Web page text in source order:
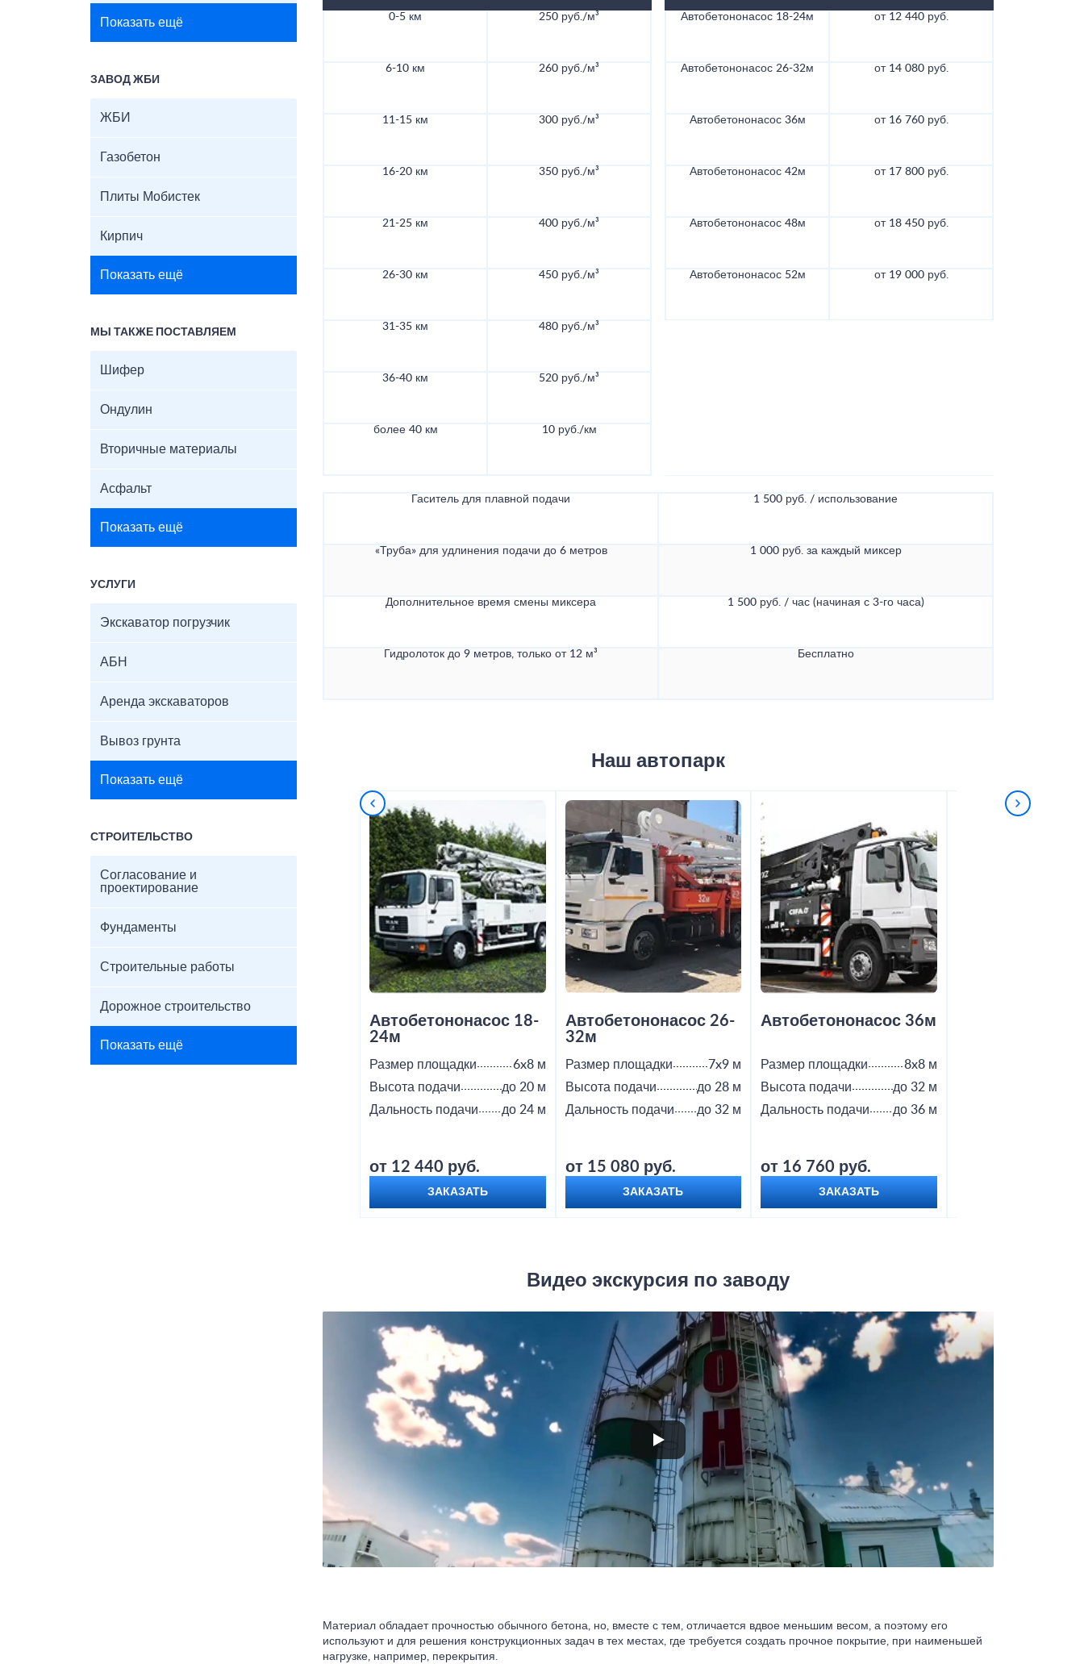
Показать ещё
ЗАВОД ЖБИ
ЖБИ
Газобетон
Плиты Мобистек
Кирпич
Показать ещё
МЫ ТАКЖЕ ПОСТАВЛЯЕМ
Шифер
Ондулин
Вторичные материалы
Асфальт
Показать ещё
УСЛУГИ
Экскаватор погрузчик
АБН
Аренда экскаваторов
Вывоз грунта
Показать ещё
СТРОИТЕЛЬСТВО
Согласование и
проектирование
Фундаменты
Строительные работы
Дорожное строительство
Показать ещё
0-5 км 250 руб./м³
6-10 км 260 руб./м³
11-15 км 300 руб./м³
16-20 км 350 руб./м³
21-25 км 400 руб./м³
26-30 км 450 руб./м³
31-35 км 480 руб./м³
36-40 км 520 руб./м³
более 40 км 10 руб./км
Автобетононасос 18-24м от 12 440 руб.
Автобетононасос 26-32м от 14 080 руб.
Автобетононасос 36м от 16 760 руб.
Автобетононасос 42м от 17 800 руб.
Автобетононасос 48м от 18 450 руб.
Автобетононасос 52м от 19 000 руб.
Гаситель для плавной подачи 1 500 руб. / использование
«Труба» для удлинения подачи до 6 метров 1 000 руб. за каждый миксер
Дополнительное время смены миксера 1 500 руб. / час (начиная с 3-го часа)
Гидролоток до 9 метров, только от 12 м³ Бесплатно
Наш автопарк
Автобетононасос 18-
24м
Размер площадки
6x8 м
Высота подачи
до 20 м
Дальность подачи
до 24 м
от 12 440 руб.
ЗАКАЗАТЬ
Автобетононасос 26-
32м
Размер площадки
7x9 м
Высота подачи
до 28 м
Дальность подачи
до 32 м
от 15 080 руб.
ЗАКАЗАТЬ
Автобетононасос 36м
Размер площадки
8x8 м
Высота подачи
до 32 м
Дальность подачи
до 36 м
от 16 760 руб.
ЗАКАЗАТЬ
Видео экскурсия по заводу
Материал обладает прочностью обычного бетона, но, вместе с тем, отличается вдвое меньшим весом, а поэтому его
используют и для решения конструкционных задач в тех местах, где требуется создать прочное покрытие, при наименьшей
нагрузке, например, перекрытия.